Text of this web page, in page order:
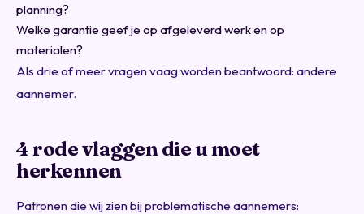
planning?
Welke garantie geef je op afgeleverd werk en op
materialen?
Als drie of meer vragen vaag worden beantwoord: andere
aannemer.
4 rode vlaggen die u moet
herkennen
Patronen die wij zien bij problematische aannemers: